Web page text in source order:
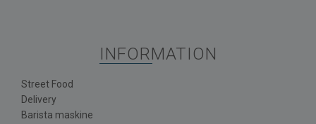
INFORMATION
Street Food
Delivery
Barista maskine